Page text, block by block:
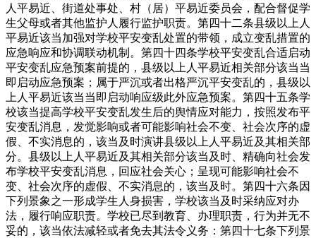
人平易近、街道处事处、村（居）平易近委员会，配合督促学
生父母或者其他监护人履行监护职责。第四十二条县级以上人
平易近该当加强对学校平安变乱处置的带领，成立变乱措置的
应急响应和协调联动机制。第四十四条学校平安变乱合适启动
平安变乱应急预案前提的，县级以上人平易近相关部分该当当
即启动应急预案；属于严沉或者出格严沉平安变乱的，县级以
上人平易近该当当即启动响应级此外应急预案。第四十五条学
校该当提高学校平安变乱发生后的舆情应对能力，按照发布平
安变乱消息，发觉影响或者可能影响社会不变、社会次序的虚
假、不实消息的，该当及时演讲县级以上人平易近及其相关部
分。县级以上人平易近及其相关部分该当及时、精确向社会发
布学校平安变乱消息，回应社会关心；呈现可能影响社会不
变、社会次序的虚假、不实消息的，该当及时。第四十六条因
下列景象之一形成学生人身损害，学校该当及时采纳应对办
法，履行响应职责。学校已尽到教育、办理职责，行为并无不
妥的，该当依法减轻或者免去其法令义务：第四十七条下列景